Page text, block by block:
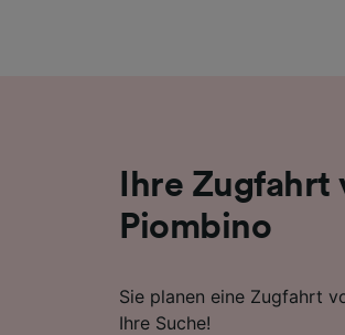
Ihre
Piombino
Sie planen eine Zugfahrt
Ihre Suche!